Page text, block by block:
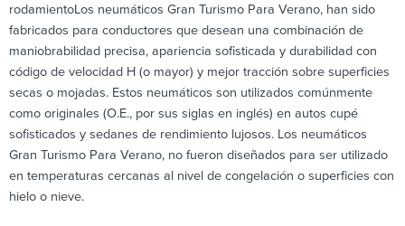
rodamientoLos neumáticos Gran Turismo Para Verano, han sido
fabricados para conductores que desean una combinación de
maniobrabilidad precisa, apariencia sofisticada y durabilidad con
código de velocidad H (o mayor) y mejor tracción sobre superficies
secas o mojadas. Estos neumáticos son utilizados comúnmente
como originales (O.E., por sus siglas en inglés) en autos cupé
sofisticados y sedanes de rendimiento lujosos. Los neumáticos
Gran Turismo Para Verano, no fueron diseñados para ser utilizado
en temperaturas cercanas al nivel de congelación o superficies con
hielo o nieve.